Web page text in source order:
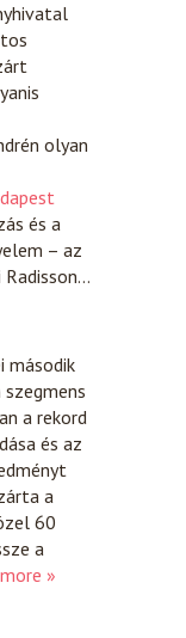
olyan
és a
– az
Radisson…
a rekord
és az
a
60
a
»